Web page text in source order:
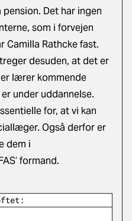
Det har ingen
som i forvejen
Camilla Rathcke fast.
desuden, at det er
lærer kommende
under uddannelse.
for, at vi kan
Også derfor er
dem i
formand.